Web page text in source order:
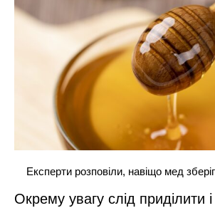
Експерти розповіли, навіщо мед
Окрему увагу слід приділити і